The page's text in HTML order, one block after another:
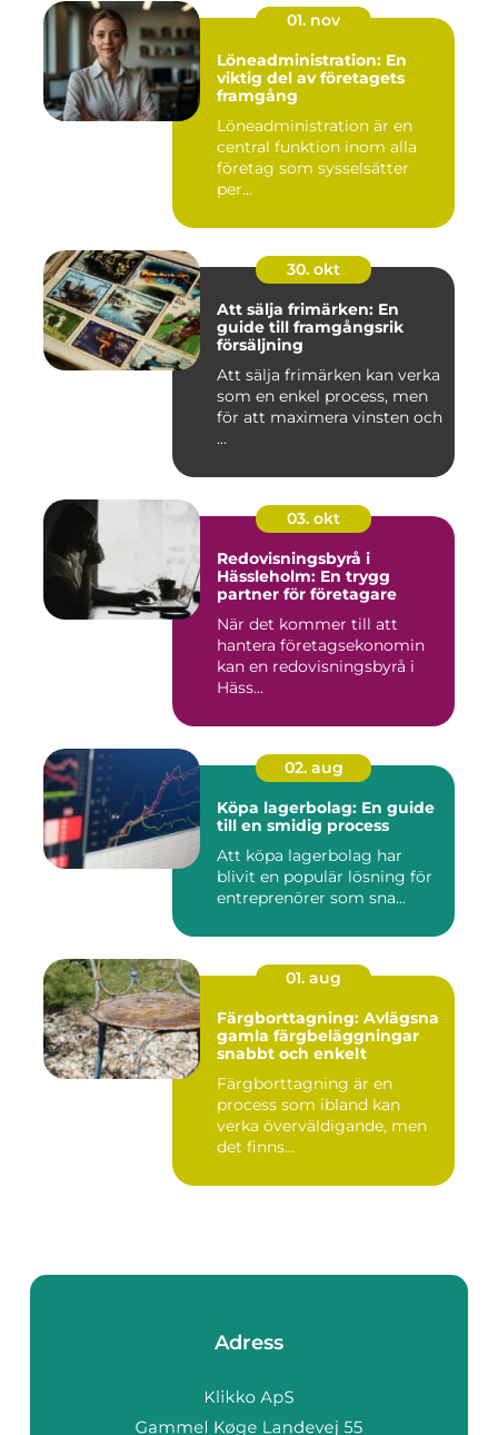
01. nov
Löneadministration: En
viktig del av företagets
framgång
Löneadministration är en
central funktion inom alla
företag som sysselsätter
per...
30. okt
Att sälja frimärken: En
guide till framgångsrik
försäljning
Att sälja frimärken kan verka
som en enkel process, men
för att maximera vinsten och
...
03. okt
Redovisningsbyrå i
Hässleholm: En trygg
partner för företagare
När det kommer till att
hantera företagsekonomin
kan en redovisningsbyrå i
Häss...
02. aug
Köpa lagerbolag: En guide
till en smidig process
Att köpa lagerbolag har
blivit en populär lösning för
entreprenörer som sna...
01. aug
Färgborttagning: Avlägsna
gamla färgbeläggningar
snabbt och enkelt
Färgborttagning är en
process som ibland kan
verka överväldigande, men
det finns...
Adress